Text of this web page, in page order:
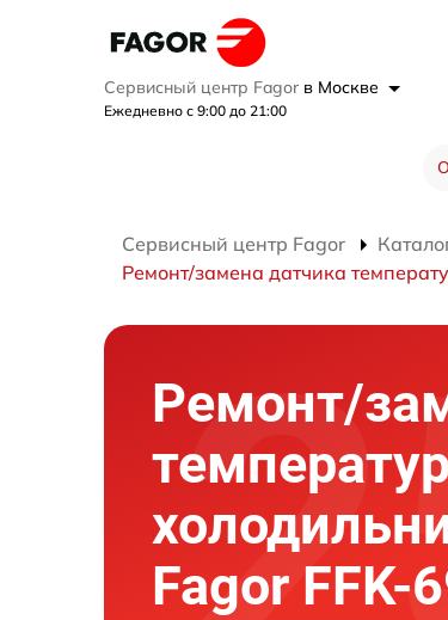
Сервисный центр Fagor в Москве
Ежедневно с 9:00 до 21:00
Сервисный центр Fagor
Ремонт/замена датчика
Ремонт/
Fagor FFK-